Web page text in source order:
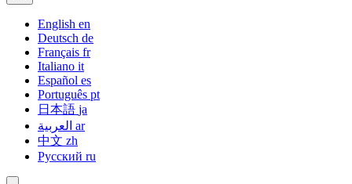
English en
Deutsch de
Français fr
Italiano it
Español es
Português pt
日本語 ja
ar
中文 zh
Русский ru